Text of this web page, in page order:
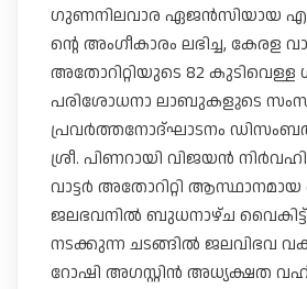
ഗുണനിലവാര ഏജൻസിയായ
ന്റെ അം​ഗീകാരം ലഭിച്ച, കേരള
അതോറിറ്റിയുടെ 82
പരിശോധനാ ലാബുകളുടെ
പ്രവർത്തനോദ്ഘാടനം ഡിസംബർ
ശ്രീ. പിണറായി വിജയൻ
വാട്ടർ അതോറിറ്റി
ജലഭവനിൽ ബുധനാഴ്ച
നടക്കുന്ന ചടങ്ങിൽ ജലവിഭവ
റോഷി അ​ഗസ്റ്റിൻ അധ്യക്ഷത